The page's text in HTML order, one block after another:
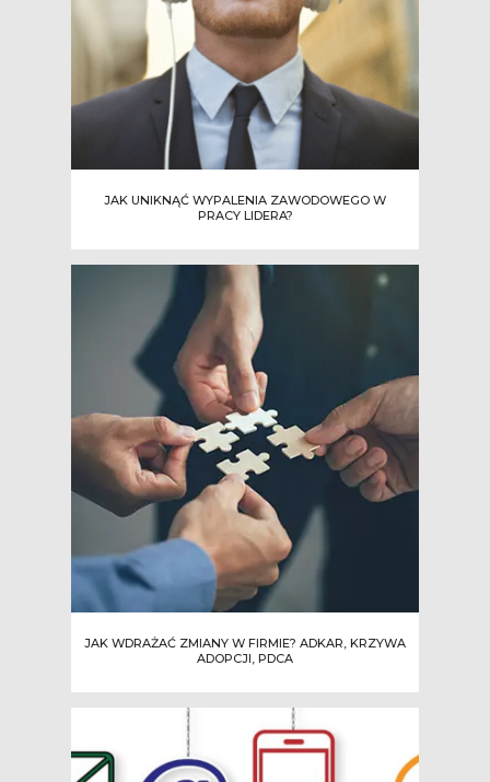
JAK UNIKNĄĆ WYPALENIA ZAWODOWEGO W
PRACY LIDERA?
JAK WDRAŻAĆ ZMIANY W FIRMIE? ADKAR, KRZYWA
ADOPCJI, PDCA